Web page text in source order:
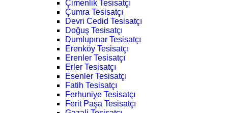
Çimenlik Tesisatçı
Çumra Tesisatçı
Devri Cedid Tesisatçı
Doğuş Tesisatçı
Dumlupınar Tesisatçı
Erenköy Tesisatçı
Erenler Tesisatçı
Erler Tesisatçı
Esenler Tesisatçı
Fatih Tesisatçı
Ferhuniye Tesisatçı
Ferit Paşa Tesisatçı